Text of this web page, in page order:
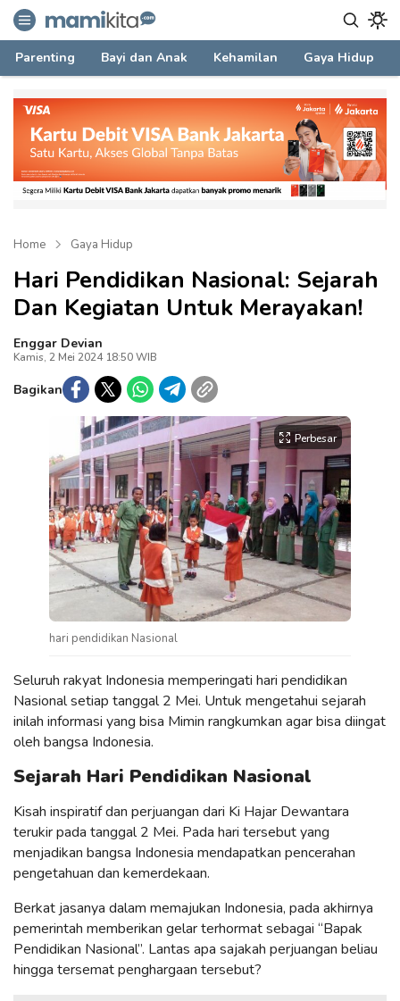
mamikita.com
Informasi Parenting untuk Mami Milenial
Parenting Bayi dan Anak Kehamilan Gaya Hidup
Home Gaya Hidup
Hari Pendidikan Nasional: Sejarah
Dan Kegiatan Untuk Merayakan!
Enggar Devian
Kamis, 2 Mei 2024 18:50 WIB
Bagikan
Perbesar
hari pendidikan Nasional
Seluruh rakyat Indonesia memperingati hari pendidikan
Nasional setiap tanggal 2 Mei. Untuk mengetahui sejarah
inilah informasi yang bisa Mimin rangkumkan agar bisa diingat
oleh bangsa Indonesia.
Sejarah Hari Pendidikan Nasional
Kisah inspiratif dan perjuangan dari Ki Hajar Dewantara
terukir pada tanggal 2 Mei. Pada hari tersebut yang
menjadikan bangsa Indonesia mendapatkan pencerahan
pengetahuan dan kemerdekaan.
Berkat jasanya dalam memajukan Indonesia, pada akhirnya
pemerintah memberikan gelar terhormat sebagai “Bapak
Pendidikan Nasional”. Lantas apa sajakah perjuangan beliau
hingga tersemat penghargaan tersebut?